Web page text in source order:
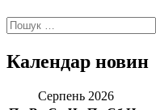
Пошук:
Календар новин
Серпень 2026